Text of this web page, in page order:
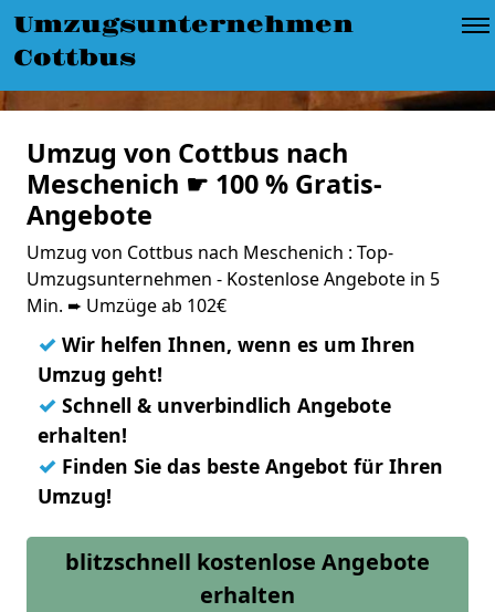
Umzugsunternehmen
Cottbus
Umzug von Cottbus nach
Meschenich ☛ 100 % Gratis-
Angebote
Umzug von Cottbus nach Meschenich : Top-
Umzugsunternehmen - Kostenlose Angebote in 5
Min. ➨ Umzüge ab 102€
✓ Wir helfen Ihnen, wenn es um Ihren
Umzug geht!
✓ Schnell & unverbindlich Angebote
erhalten!
✓ Finden Sie das beste Angebot für Ihren
Umzug!
blitzschnell kostenlose Angebote
erhalten